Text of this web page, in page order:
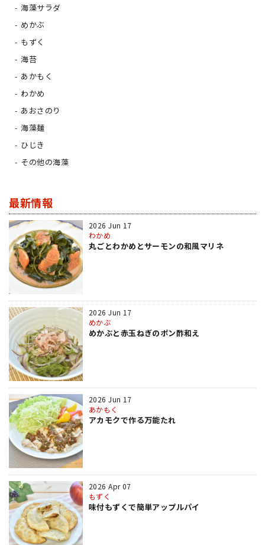
海藻サラダ
めかぶ
もずく
海苔
あかもく
わかめ
あおさのり
海藻麺
ひじき
その他の海藻
最新情報
2026 Jun 17
わかめ
丸ごとわかめとサーモンの和風マリネ
2026 Jun 17
めかぶ
めかぶと赤玉ねぎのポン酢和え
2026 Jun 17
あかもく
アカモクで作る万能たれ
2026 Apr 07
もずく
味付もずくで簡単アップルパイ